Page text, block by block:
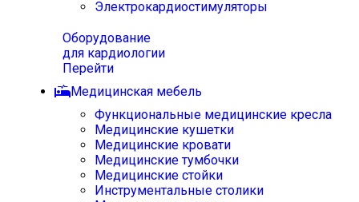
Электрокардиостимуляторы
Оборудование
для кардиологии
Перейти
Медицинская мебель
Функциональные медицинские кресла
Медицинские кушетки
Медицинские кровати
Медицинские тумбочки
Медицинские стойки
Инструментальные столики